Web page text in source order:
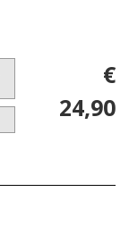
€
24,90